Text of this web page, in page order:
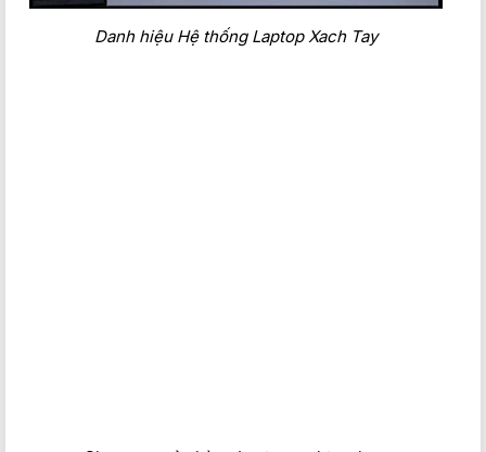
Danh hiệu Hệ thống Laptop Xach Tay